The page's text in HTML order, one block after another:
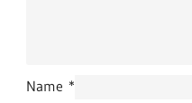
Name *